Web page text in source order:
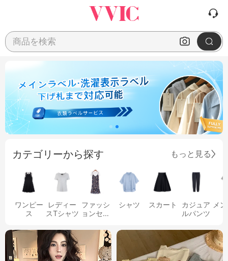
商品を検索
カテゴリーから探す もっと見る
ワンピー
ス
レディー
スTシャツ
ファッシ
ョンセッ
シャツ スカート
カジュア
ルパンツ
メ